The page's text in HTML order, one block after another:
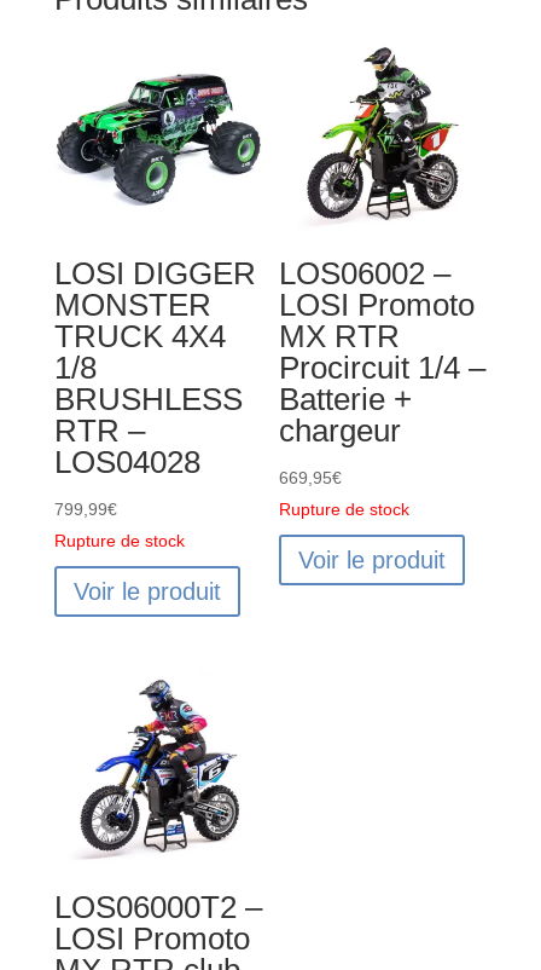
LOSI DIGGER
MONSTER
TRUCK 4X4
1/8
BRUSHLESS
RTR –
LOS04028
799,99€
Rupture de stock
Voir le produit
LOS06002 –
LOSI Promoto
MX RTR
Procircuit 1/4 –
Batterie +
chargeur
669,95€
Rupture de stock
Voir le produit
LOS06000T2 –
LOSI Promoto